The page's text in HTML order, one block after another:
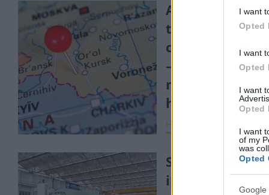
I want
Opted
I want
Opted
I want
Opted
I want
of my
was
Opted
Google
Az ukránok
támadásán
csodálkozik a
– orosz földön
meglepően
harcok dúlnak
HÍREK
Szárnyal az
ipar